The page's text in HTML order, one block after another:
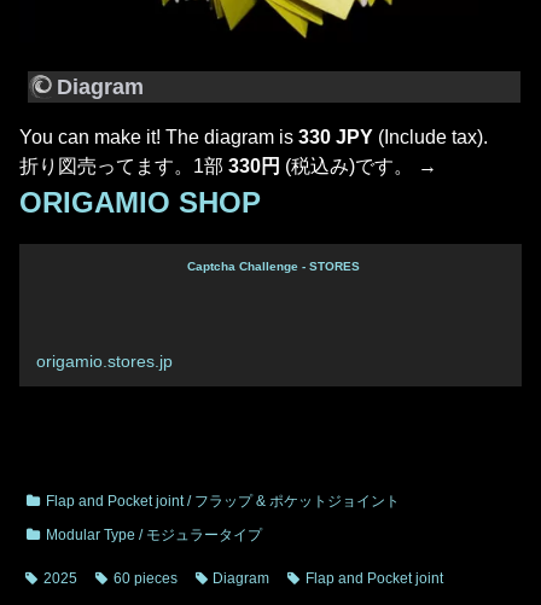
Diagram
You can make it! The diagram is 330 JPY (Include tax).
折り図売ってます。1部 330円 (税込み)です。 →
ORIGAMIO SHOP
Captcha Challenge - STORES
origamio.stores.jp
Flap and Pocket joint / フラップ & ポケットジョイント
Modular Type / モジュラータイプ
2025 60 pieces Diagram
Flap and Pocket joint